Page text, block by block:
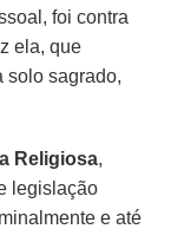
foi contra
ela, que
solo sagrado,
Religiosa,
legislação
e até